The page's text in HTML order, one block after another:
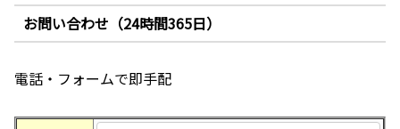
お問い合わせ（24時間365日）
電話・フォームで即手配